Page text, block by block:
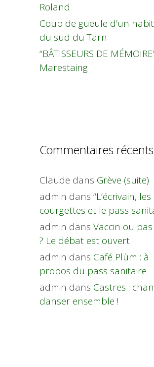
Roland
Coup de gueule d’un
du sud du Tarn
“BÂTISSEURS DE
Marestaing
Commentaires récents
Claude dans Grève (suite)
admin dans “L’écrivain, les
courgettes et le pass
admin dans Vaccin ou
? Le débat est ouvert !
admin dans Café Plùm : à
propos du pass sanitaire
admin dans Castres :
danser ensemble !